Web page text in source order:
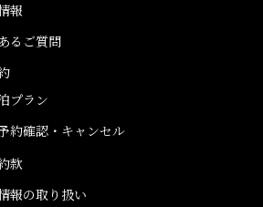
報
るご質問
プラン
約確認・キャンセル
款
報の取り扱い